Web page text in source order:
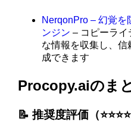
NerqonPro – 幻覚を
ンジン – コピーライ
な情報を収集し、
成できます
Procopy.aiのま
📝 推奨度評価（⭐️⭐️⭐️⭐️